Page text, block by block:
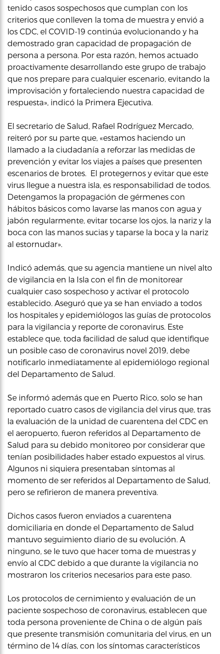
tenido casos sospechosos que cumplan con los
criterios que conlleven la toma de muestra y envió a
los CDC, el COVID-19 continúa evolucionando y ha
demostrado gran capacidad de propagación de
persona a persona. Por esta razón, hemos actuado
proactivamente desarrollando este grupo de trabajo
que nos prepare para cualquier escenario, evitando la
improvisación y fortaleciendo nuestra capacidad de
respuesta», indicó la Primera Ejecutiva.
El secretario de Salud, Rafael Rodríguez Mercado,
reiteró por su parte que, «estamos haciendo un
Ilamado a la ciudadanía a reforzar las medidas de
prevención y evitar los viajes a países que presenten
escenarios de brotes. El protegernos y evitar que este
virus llegue a nuestra isla, es responsabilidad de todos.
Detengamos la propagación de gérmenes con
hábitos básicos como lavarse las manos con agua y
jabón regularmente, evitar tocarse los ojos, la nariz y la
boca con las manos sucias y taparse la boca y la nariz
al estornudar».
Indicó además, que su agencia mantiene un nivel alto
de vigilancia en la Isla con el fin de monitorear
cualquier caso sospechoso y activar el protocolo
establecido. Aseguró que ya se han enviado a todos
los hospitales y epidemiólogos las guías de protocolos
para la vigilancia y reporte de coronavirus. Este
establece que, toda facilidad de salud que identifique
un posible caso de coronavirus novel 2019, debe
notificarlo inmediatamente al epidemiólogo regional
del Departamento de Salud.
Se informó además que en Puerto Rico, solo se han
reportado cuatro casos de vigilancia del virus que, tras
la evaluación de la unidad de cuarentena del CDC en
el aeropuerto, fueron referidos al Departamento de
Salud para su debido monitoreo por considerar que
tenían posibilidades haber estado expuestos al virus.
Algunos ni siquiera presentaban síntomas al
momento de ser referidos al Departamento de Salud,
pero se refirieron de manera preventiva.
Dichos casos fueron enviados a cuarentena
domiciliaria en donde el Departamento de Salud
mantuvo seguimiento diario de su evolución. A
ninguno, se le tuvo que hacer toma de muestras y
envío al CDC debido a que durante la vigilancia no
mostraron los criterios necesarios para este paso.
Los protocolos de cernimiento y evaluación de un
paciente sospechoso de coronavirus, establecen que
toda persona proveniente de China o de algún país
que presente transmisión comunitaria del virus, en un
término de 14 días, con los síntomas característicos